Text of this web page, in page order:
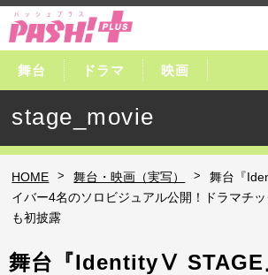
舞台 ドラマ 映画
stage_movie
HOME > 舞台・映画（実写） >
舞台『
イバー4名のソロビジュアル公開！ドラマチ
も初披露
舞台『IdentityⅤ STAGE